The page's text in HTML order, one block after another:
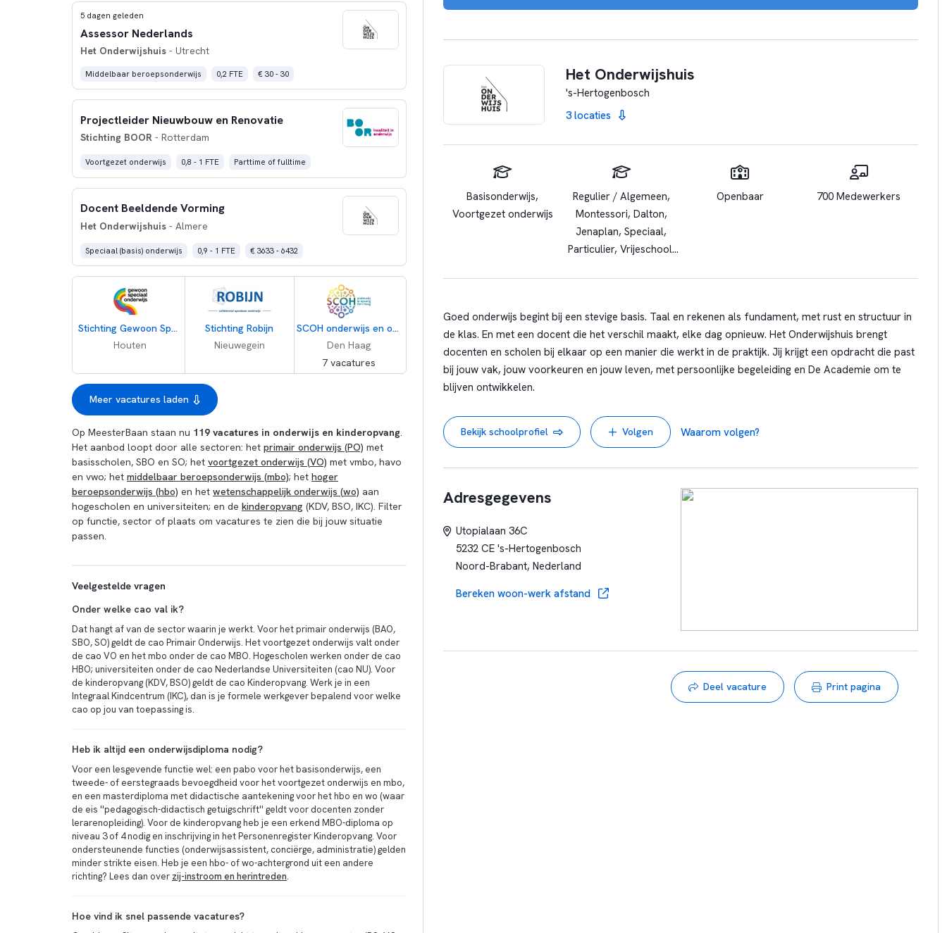
5 dagen geleden
Assessor Nederlands
Het Onderwijshuis- Utrecht
Middelbaar beroepsonderwijs 0,2 FTE € 30 - 30
Projectleider Nieuwbouw en Renovatie
Stichting BOOR- Rotterdam
Voortgezet onderwijs 0,8 - 1 FTE Parttime of fulltime
Docent Beeldende Vorming
Het Onderwijshuis- Almere
Speciaal (basis) onderwijs 0,9 - 1 FTE € 3633 - 6432
Stichting Gewoon Speciaal Onderwijs
Houten
Stichting Robijn
Nieuwegein
SCOH onderwijs en opvang
Den Haag
7 vacatures
Meer vacatures laden
Op MeesterBaan staan nu 119 vacatures in onderwijs en kinderopvang.
Het aanbod loopt door alle sectoren: het primair onderwijs (PO) met
basisscholen, SBO en SO; het voortgezet onderwijs (VO) met vmbo, havo
en vwo; het middelbaar beroepsonderwijs (mbo); het hoger
beroepsonderwijs (hbo) en het wetenschappelijk onderwijs (wo) aan
hogescholen en universiteiten; en de kinderopvang (KDV, BSO, IKC). Filter
op functie, sector of plaats om vacatures te zien die bij jouw situatie
passen.
Veelgestelde vragen
Onder welke cao val ik?
Dat hangt af van de sector waarin je werkt. Voor het primair onderwijs (BAO,
SBO, SO) geldt de cao Primair Onderwijs. Het voortgezet onderwijs valt onder
de cao VO en het mbo onder de cao MBO. Hogescholen werken onder de cao
HBO; universiteiten onder de cao Nederlandse Universiteiten (cao NU). Voor
de kinderopvang (KDV, BSO) geldt de cao Kinderopvang. Werk je in een
Integraal Kindcentrum (IKC), dan is je formele werkgever bepalend voor welke
cao op jou van toepassing is.
Heb ik altijd een onderwijsdiploma nodig?
Voor een lesgevende functie wel: een pabo voor het basisonderwijs, een
tweede- of eerstegraads bevoegdheid voor het voortgezet onderwijs en mbo,
en een masterdiploma met didactische aantekening voor het hbo en wo (waar
de eis ''pedagogisch-didactisch getuigschrift'' geldt voor docenten zonder
lerarenopleiding). Voor de kinderopvang heb je een erkend MBO-diploma op
niveau 3 of 4 nodig en inschrijving in het Personenregister Kinderopvang. Voor
ondersteunende functies (onderwijsassistent, conciërge, administratie) gelden
minder strikte eisen. Heb je een hbo- of wo-achtergrond uit een andere
richting? Lees dan over zij-instroom en herintreden.
Hoe vind ik snel passende vacatures?
Het Onderwijshuis
's-Hertogenbosch
3 locaties
Basisonderwijs,
Voortgezet onderwijs
Regulier / Algemeen,
Montessori, Dalton,
Jenaplan, Speciaal,
Particulier, Vrijeschool,
Pleion, Nieuw / natuurlijk
/ conceptueel leren,
Gepersonaliseerd leren,
IPC, Jeelo,
Openbaar 700 Medewerkers
Goed onderwijs begint bij een stevige basis. Taal en rekenen als fundament, met rust en structuur in
de klas. En met een docent die het verschil maakt, elke dag opnieuw. Het Onderwijshuis brengt
docenten en scholen bij elkaar op een manier die werkt in de praktijk. Jij krijgt een opdracht die past
bij jouw vak, jouw voorkeuren en jouw leven, met persoonlijke begeleiding en De Academie om te
blijven ontwikkelen.
Bekijk schoolprofiel Volgen Waarom volgen?
Adresgegevens
Utopialaan 36C
5232 CE 's-Hertogenbosch
Noord-Brabant, Nederland
Bereken woon-werk afstand
Deel vacature Print pagina